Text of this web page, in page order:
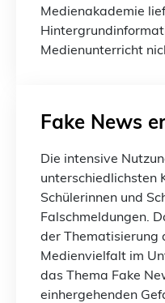
Medienakademie
Medienunterricht
Fake News
Die intensive
unterschiedlichsten
Schülerinnen und
Falschmeldungen.
der Thematisierung
Medienvielfalt im
das Thema Fake
einhergehenden